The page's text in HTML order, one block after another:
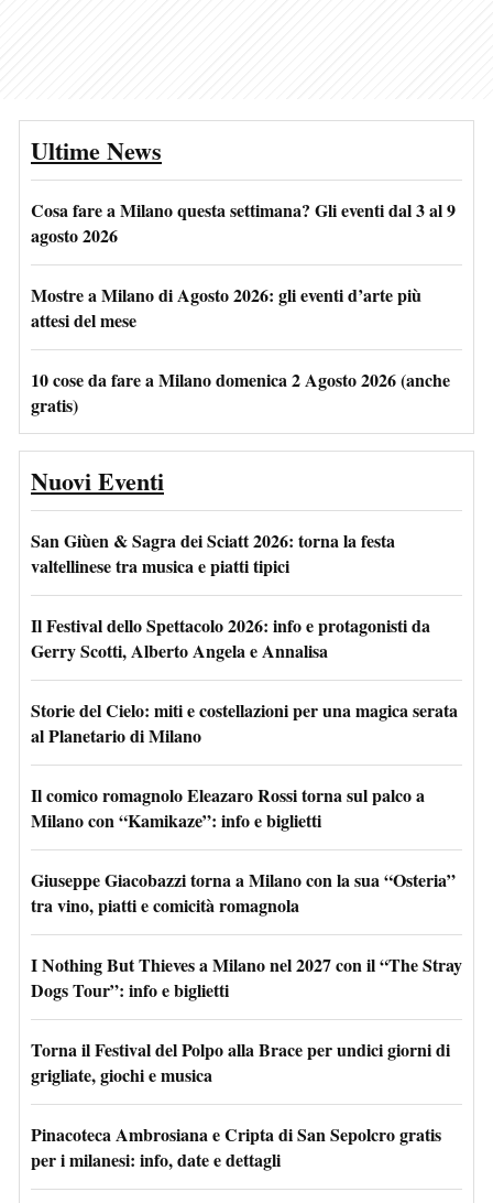
Ultime News
Cosa fare a Milano questa settimana? Gli eventi dal 3 al 9
agosto 2026
Mostre a Milano di Agosto 2026: gli eventi d’arte più
attesi del mese
10 cose da fare a Milano domenica 2 Agosto 2026 (anche
gratis)
Nuovi Eventi
San Giùen & Sagra dei Sciatt 2026: torna la festa
valtellinese tra musica e piatti tipici
Il Festival dello Spettacolo 2026: info e protagonisti da
Gerry Scotti, Alberto Angela e Annalisa
Storie del Cielo: miti e costellazioni per una magica serata
al Planetario di Milano
Il comico romagnolo Eleazaro Rossi torna sul palco a
Milano con “Kamikaze”: info e biglietti
Giuseppe Giacobazzi torna a Milano con la sua “Osteria”
tra vino, piatti e comicità romagnola
I Nothing But Thieves a Milano nel 2027 con il “The Stray
Dogs Tour”: info e biglietti
Torna il Festival del Polpo alla Brace per undici giorni di
grigliate, giochi e musica
Pinacoteca Ambrosiana e Cripta di San Sepolcro gratis
per i milanesi: info, date e dettagli